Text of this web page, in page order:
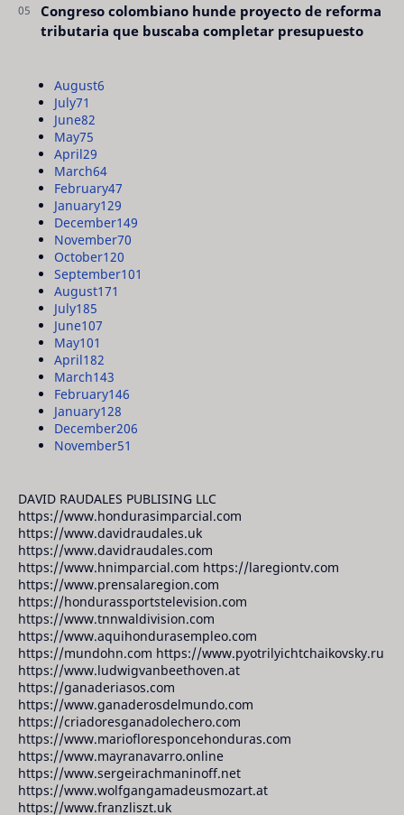
Congreso colombiano hunde proyecto de reforma
tributaria que buscaba completar presupuesto
August6
July71
June82
May75
April29
March64
February47
January129
December149
November70
October120
September101
August171
July185
June107
May101
April182
March143
February146
January128
December206
November51
DAVID RAUDALES PUBLISING LLC
https://www.hondurasimparcial.com
https://www.davidraudales.uk
https://www.davidraudales.com
https://www.hnimparcial.com https://laregiontv.com
https://www.prensalaregion.com
https://hondurassportstelevision.com
https://www.tnnwaldivision.com
https://www.aquihondurasempleo.com
https://mundohn.com https://www.pyotrilyichtchaikovsky.ru
https://www.ludwigvanbeethoven.at
https://ganaderiasos.com
https://www.ganaderosdelmundo.com
https://criadoresganadolechero.com
https://www.mariofloresponcehonduras.com
https://www.mayranavarro.online
https://www.sergeirachmaninoff.net
https://www.wolfgangamadeusmozart.at
https://www.franzliszt.uk